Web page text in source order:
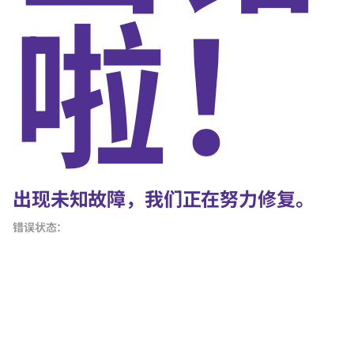
啦！
出现未知故障，我们正在努力修复。
错误状态：